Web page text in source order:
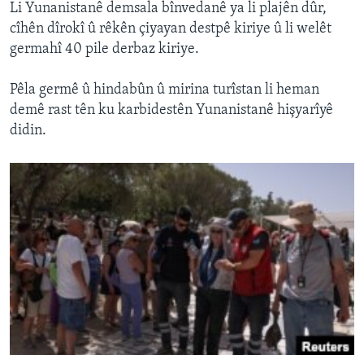
Zimanên Din
Li Yunanistanê demsala bînvedanê ya li plajên dûr,
cîhên dîrokî û rêkên çiyayan destpê kiriye û li welêt
germahî 40 pile derbaz kiriye.
Pêla germê û hindabûn û mirina turîstan li heman
demê rast tên ku karbidestên Yunanistanê hişyarîyê
didin.